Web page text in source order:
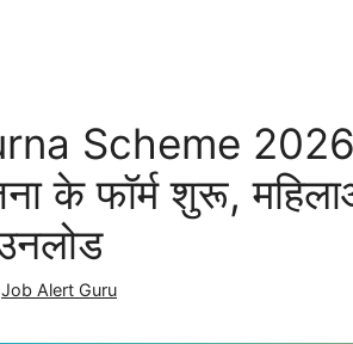
Scheme 2026:
के फॉर्म शुरू,
Job Alert Guru